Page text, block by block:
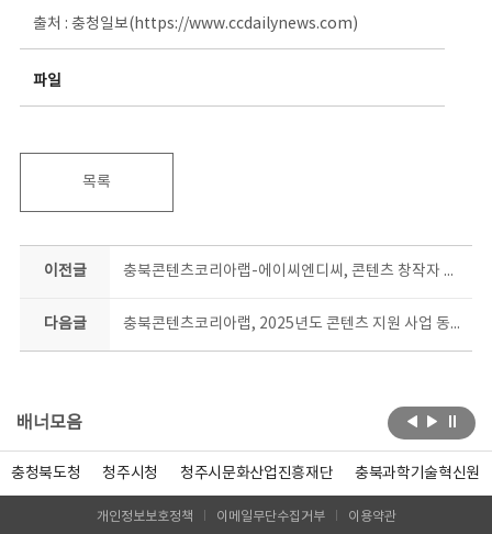
출처 : 충청일보(https://www.ccdailynews.com)
파일
목록
이전글 충북콘텐츠코리아랩-에이씨엔디씨, 콘텐츠 창작자 육성 업무협약
다음글 충북콘텐츠코리아랩, 2025년도 콘텐츠 지원 사업 동시 공모
배너모음
충청북도청 청주시청 청주시문화산업진흥재단 충북과학기술혁신원
개인정보보호정책 이메일무단수집거부 이용약관